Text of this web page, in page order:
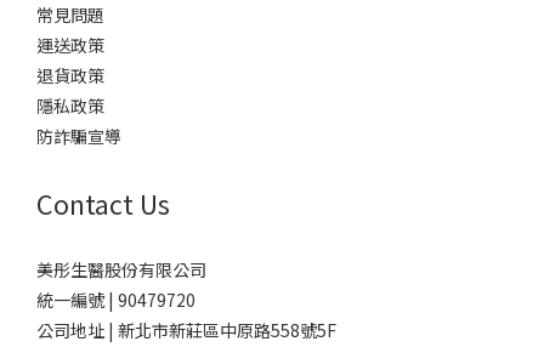
常見問題
運送政策
退貨政策
隱私政策
防詐騙宣導
Contact Us
美彤生醫股份有限公司
統一編號 | 90479720
公司地址 | 新北市新莊區中原路558號5F